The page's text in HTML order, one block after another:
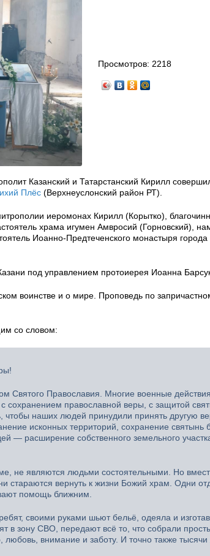
Просмотров:2218
Казанский и Татарстанский Кирилл
Плёс (Верхнеуслонский район РТ).
иеромонах Кирилл (Корытко),
храма игумен Амвросий (Горновский),
Иоанно-Предтеченского монастыря города
под управлением протоиерея Иоанна
воинстве и о мире. Проповедь по
со словом:
Святого Православия. Многие военные
сохранением православной веры, с защитой
наших людей принудили принять другую
исконных территорий, сохранение святынь
— расширение собственного земельного
не являются людьми состоятельными. Но
стараются вернуть к жизни Божий храм. Одни
помощь ближним.
своими руками шьют бельё, одеяла и
зону СВО, передают всё то, что собрали
внимание и заботу. И точно также